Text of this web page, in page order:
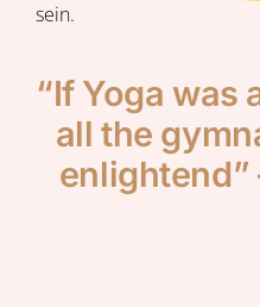
sein.
“If Yoga
all the
enlightend”